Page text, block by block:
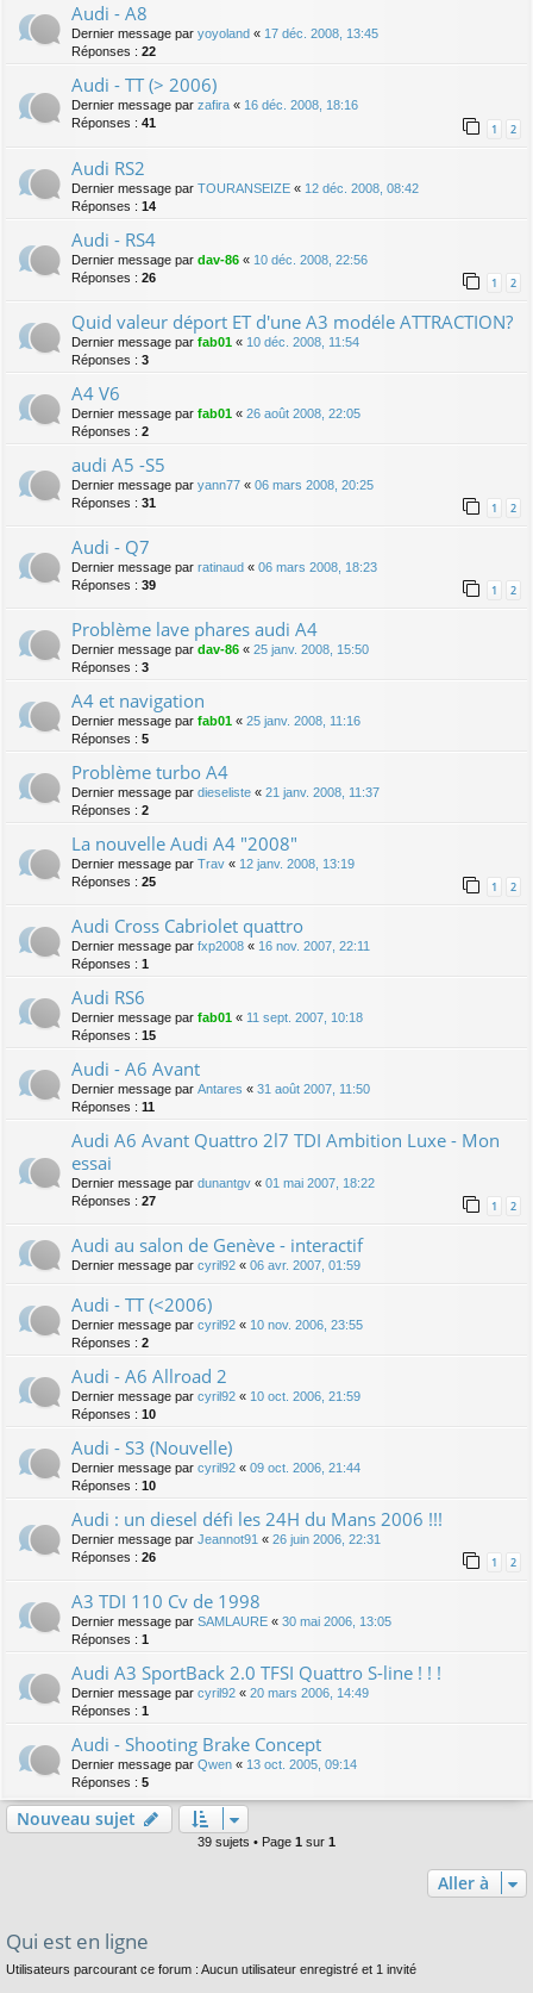
Audi - A8
Dernier message par yoyoland « 17 déc. 2008, 13:45
Réponses : 22
Audi - TT (> 2006)
Dernier message par zafira « 16 déc. 2008, 18:16
Réponses : 41 1 2
Audi RS2
Dernier message par TOURANSEIZE « 12 déc. 2008, 08:42
Réponses : 14
Audi - RS4
Dernier message par dav-86 « 10 déc. 2008, 22:56
Réponses : 26 1 2
Quid valeur déport ET d'une A3 modéle ATTRACTION?
Dernier message par fab01 « 10 déc. 2008, 11:54
Réponses : 3
A4 V6
Dernier message par fab01 « 26 août 2008, 22:05
Réponses : 2
audi A5 -S5
Dernier message par yann77 « 06 mars 2008, 20:25
Réponses : 31 1 2
Audi - Q7
Dernier message par ratinaud « 06 mars 2008, 18:23
Réponses : 39 1 2
Problème lave phares audi A4
Dernier message par dav-86 « 25 janv. 2008, 15:50
Réponses : 3
A4 et navigation
Dernier message par fab01 « 25 janv. 2008, 11:16
Réponses : 5
Problème turbo A4
Dernier message par dieseliste « 21 janv. 2008, 11:37
Réponses : 2
La nouvelle Audi A4 "2008"
Dernier message par Trav « 12 janv. 2008, 13:19
Réponses : 25 1 2
Audi Cross Cabriolet quattro
Dernier message par fxp2008 « 16 nov. 2007, 22:11
Réponses : 1
Audi RS6
Dernier message par fab01 « 11 sept. 2007, 10:18
Réponses : 15
Audi - A6 Avant
Dernier message par Antares « 31 août 2007, 11:50
Réponses : 11
Audi A6 Avant Quattro 2l7 TDI Ambition Luxe - Mon
essai
Dernier message par dunantgv « 01 mai 2007, 18:22
Réponses : 27 1 2
Audi au salon de Genève - interactif
Dernier message par cyril92 « 06 avr. 2007, 01:59
Audi - TT (<2006)
Dernier message par cyril92 « 10 nov. 2006, 23:55
Réponses : 2
Audi - A6 Allroad 2
Dernier message par cyril92 « 10 oct. 2006, 21:59
Réponses : 10
Audi - S3 (Nouvelle)
Dernier message par cyril92 « 09 oct. 2006, 21:44
Réponses : 10
Audi : un diesel défi les 24H du Mans 2006 !!!
Dernier message par Jeannot91 « 26 juin 2006, 22:31
Réponses : 26 1 2
A3 TDI 110 Cv de 1998
Dernier message par SAMLAURE « 30 mai 2006, 13:05
Réponses : 1
Audi A3 SportBack 2.0 TFSI Quattro S-line ! ! !
Dernier message par cyril92 « 20 mars 2006, 14:49
Réponses : 1
Audi - Shooting Brake Concept
Dernier message par Qwen « 13 oct. 2005, 09:14
Réponses : 5
Nouveau sujet
39 sujets • Page 1 sur 1
Aller à
Qui est en ligne
Utilisateurs parcourant ce forum : Aucun utilisateur enregistré et 1 invité